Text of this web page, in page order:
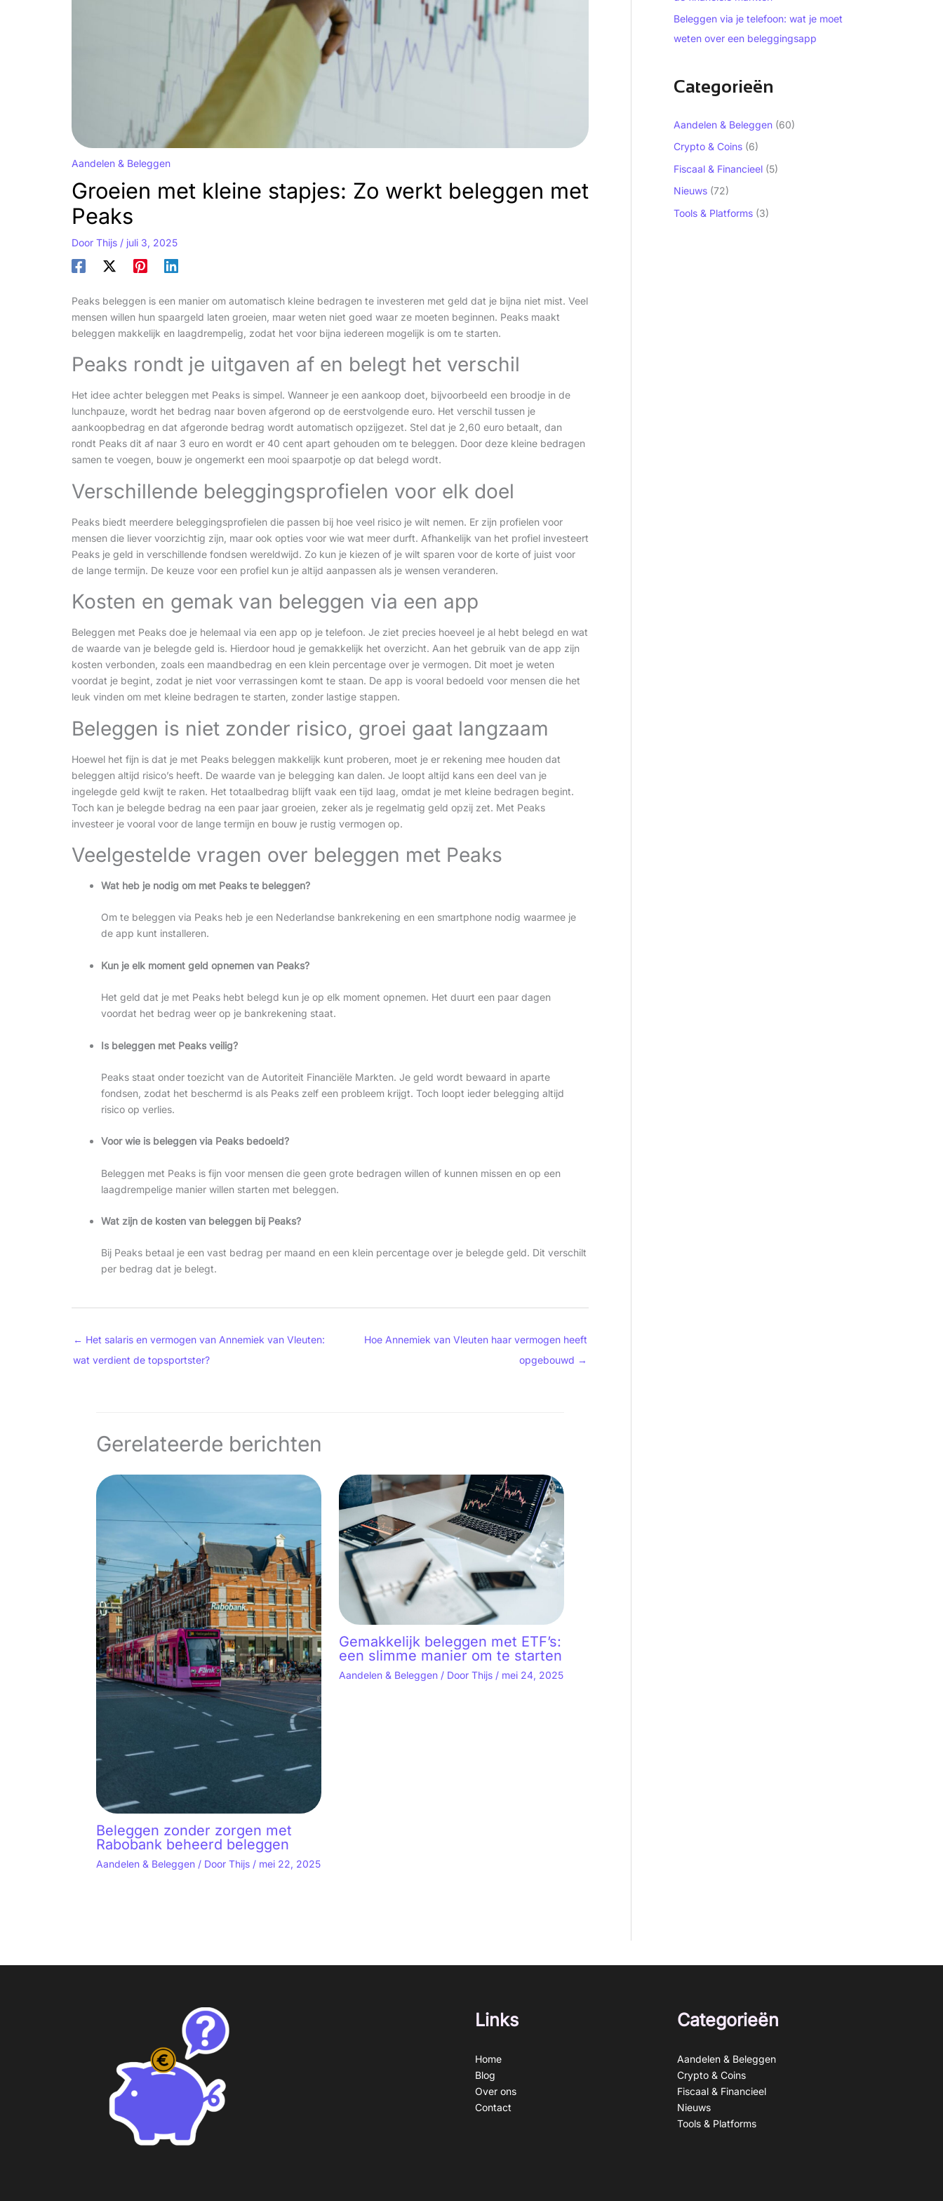
Aandelen & Beleggen
Groeien met kleine stapjes: Zo werkt beleggen met
Peaks
Door Thijs / juli 3, 2025
Peaks beleggen is een manier om automatisch kleine bedragen te investeren met geld dat je bijna niet mist. Veel
mensen willen hun spaargeld laten groeien, maar weten niet goed waar ze moeten beginnen. Peaks maakt
beleggen makkelijk en laagdrempelig, zodat het voor bijna iedereen mogelijk is om te starten.
Peaks rondt je uitgaven af en belegt het verschil
Het idee achter beleggen met Peaks is simpel. Wanneer je een aankoop doet, bijvoorbeeld een broodje in de
lunchpauze, wordt het bedrag naar boven afgerond op de eerstvolgende euro. Het verschil tussen je
aankoopbedrag en dat afgeronde bedrag wordt automatisch opzijgezet. Stel dat je 2,60 euro betaalt, dan
rondt Peaks dit af naar 3 euro en wordt er 40 cent apart gehouden om te beleggen. Door deze kleine bedragen
samen te voegen, bouw je ongemerkt een mooi spaarpotje op dat belegd wordt.
Verschillende beleggingsprofielen voor elk doel
Peaks biedt meerdere beleggingsprofielen die passen bij hoe veel risico je wilt nemen. Er zijn profielen voor
mensen die liever voorzichtig zijn, maar ook opties voor wie wat meer durft. Afhankelijk van het profiel investeert
Peaks je geld in verschillende fondsen wereldwijd. Zo kun je kiezen of je wilt sparen voor de korte of juist voor
de lange termijn. De keuze voor een profiel kun je altijd aanpassen als je wensen veranderen.
Kosten en gemak van beleggen via een app
Beleggen met Peaks doe je helemaal via een app op je telefoon. Je ziet precies hoeveel je al hebt belegd en wat
de waarde van je belegde geld is. Hierdoor houd je gemakkelijk het overzicht. Aan het gebruik van de app zijn
kosten verbonden, zoals een maandbedrag en een klein percentage over je vermogen. Dit moet je weten
voordat je begint, zodat je niet voor verrassingen komt te staan. De app is vooral bedoeld voor mensen die het
leuk vinden om met kleine bedragen te starten, zonder lastige stappen.
Beleggen is niet zonder risico, groei gaat langzaam
Hoewel het fijn is dat je met Peaks beleggen makkelijk kunt proberen, moet je er rekening mee houden dat
beleggen altijd risico’s heeft. De waarde van je belegging kan dalen. Je loopt altijd kans een deel van je
ingelegde geld kwijt te raken. Het totaalbedrag blijft vaak een tijd laag, omdat je met kleine bedragen begint.
Toch kan je belegde bedrag na een paar jaar groeien, zeker als je regelmatig geld opzij zet. Met Peaks
investeer je vooral voor de lange termijn en bouw je rustig vermogen op.
Veelgestelde vragen over beleggen met Peaks
Wat heb je nodig om met Peaks te beleggen?
Om te beleggen via Peaks heb je een Nederlandse bankrekening en een smartphone nodig waarmee je
de app kunt installeren.
Kun je elk moment geld opnemen van Peaks?
Het geld dat je met Peaks hebt belegd kun je op elk moment opnemen. Het duurt een paar dagen
voordat het bedrag weer op je bankrekening staat.
Is beleggen met Peaks veilig?
Peaks staat onder toezicht van de Autoriteit Financiële Markten. Je geld wordt bewaard in aparte
fondsen, zodat het beschermd is als Peaks zelf een probleem krijgt. Toch loopt ieder belegging altijd
risico op verlies.
Voor wie is beleggen via Peaks bedoeld?
Beleggen met Peaks is fijn voor mensen die geen grote bedragen willen of kunnen missen en op een
laagdrempelige manier willen starten met beleggen.
Wat zijn de kosten van beleggen bij Peaks?
Bij Peaks betaal je een vast bedrag per maand en een klein percentage over je belegde geld. Dit verschilt
per bedrag dat je belegt.
← Het salaris en vermogen van Annemiek van Vleuten:
wat verdient de topsportster?
Hoe Annemiek van Vleuten haar vermogen heeft
opgebouwd →
Gerelateerde berichten
Beleggen zonder zorgen met
Rabobank beheerd beleggen
Aandelen & Beleggen / Door Thijs / mei 22, 2025
Gemakkelijk beleggen met ETF’s:
een slimme manier om te starten
Aandelen & Beleggen / Door Thijs / mei 24, 2025
Beleggen via je telefoon: wat je moet
weten over een beleggingsapp
Categorieën
Aandelen & Beleggen (60)
Crypto & Coins (6)
Fiscaal & Financieel (5)
Nieuws (72)
Tools & Platforms (3)
Links
Home
Blog
Over ons
Contact
Categorieën
Aandelen & Beleggen
Crypto & Coins
Fiscaal & Financieel
Nieuws
Tools & Platforms